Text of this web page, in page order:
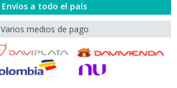
Envíos a todo el país
Varios medios de pago